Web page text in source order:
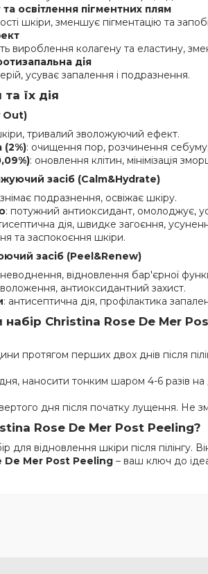
освітлення пігментних плям
шкіри, зменшує пігментацію та
вироблення колагену та еластину,
дія
усуває запалення і подразнення.
їх дія
Out)
тривалий зволожуючий ефект.
(2%): очищення пор, розчинення
: оновлення клітин, мінімізація
засіб (Calm&Hydrate)
подразнення, освіжає шкіру.
: потужний антиоксидант, омолоджує,
дія, швидке загоєння,
та заспокоєння шкіри.
засіб (Peel&Renew)
відновлення бар'єрної
антиоксидантний захист.
: антисептична дія, профілактика
набір Christina Rose De Mer
протягом перших двох днів після
наносити тонким шаром 4-6 разів на
дня після початку лущення. Не
Rose De Mer Post Peeling?
для відновлення шкіри після
De Mer Post Peeling – ваш ключ до